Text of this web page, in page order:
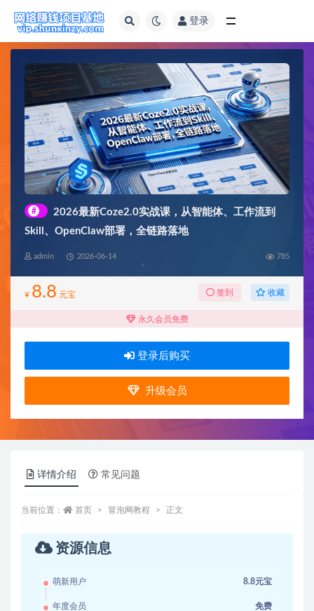
登录
#
2026最新Coze2.0实战课，从智能体、工作流到
Skill、OpenClaw部署，全链路落地
admin 2026-06-14 785
¥ 8.8 元宝 签到 收藏
永久会员免费
登录后购买
升级会员
详情介绍 常见问题
当前位置： 首页 冒泡网教程 正文
资源信息
萌新用户 8.8元宝
年度会员 免费